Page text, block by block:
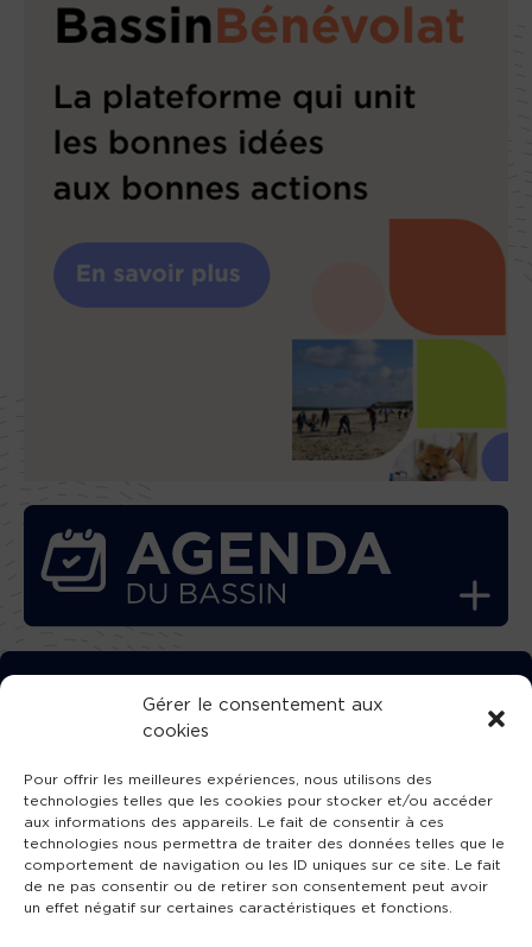
Gérer le consentement aux
cookies
Pour offrir les meilleures expériences, nous utilisons des
technologies telles que les cookies pour stocker et/ou accéder
aux informations des appareils. Le fait de consentir à ces
technologies nous permettra de traiter des données telles que le
comportement de navigation ou les ID uniques sur ce site. Le fait
de ne pas consentir ou de retirer son consentement peut avoir
un effet négatif sur certaines caractéristiques et fonctions.
TÉLÉCHARGEZ GRATUITEMENT
L’APPLICATION TVBA !
SUIVEZ-NOUS !